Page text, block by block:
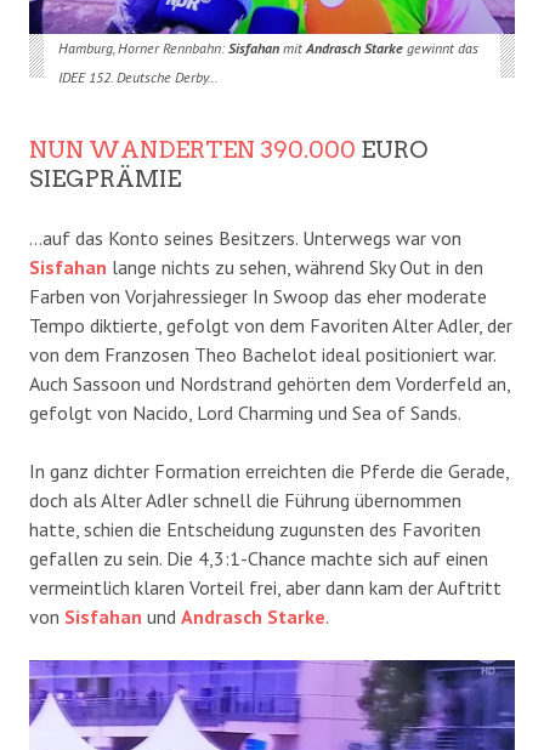
Hamburg, Horner Rennbahn:Sisfahanmit Andrasch Starkegewinnt das
IDEE 152. Deutsche Derby…
NUN WANDERTEN 390.000 EURO
SIEGPRÄMIE
…auf das Konto seines Besitzers. Unterwegs war von
Sisfahan lange nichts zu sehen, während Sky Out in den
Farben von Vorjahressieger In Swoop das eher moderate
Tempo diktierte, gefolgt von dem Favoriten Alter Adler, der
von dem Franzosen Theo Bachelot ideal positioniert war.
Auch Sassoon und Nordstrand gehörten dem Vorderfeld an,
gefolgt von Nacido, Lord Charming und Sea of Sands.
In ganz dichter Formation erreichten die Pferde die Gerade,
doch als Alter Adler schnell die Führung übernommen
hatte, schien die Entscheidung zugunsten des Favoriten
gefallen zu sein. Die 4,3:1-Chance machte sich auf einen
vermeintlich klaren Vorteil frei, aber dann kam der Auftritt
von Sisfahan und Andrasch Starke.